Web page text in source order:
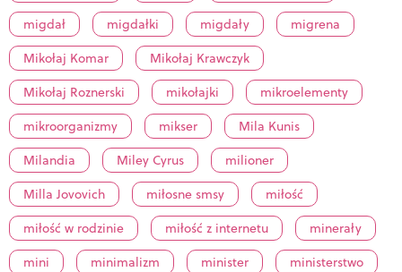
migdał
migdałki migdały
migrena
Mikołaj Komar
Mikołaj Krawczyk
Mikołaj Roznerski
mikołajki
mikroelementy
mikroorganizmy
mikser
Mila Kunis
Milandia
Miley Cyrus
milioner
Milla Jovovich
miłosne smsy
miłość
miłość w rodzinie
miłość z internetu
minerały
mini
minimalizm minister
ministerstwo